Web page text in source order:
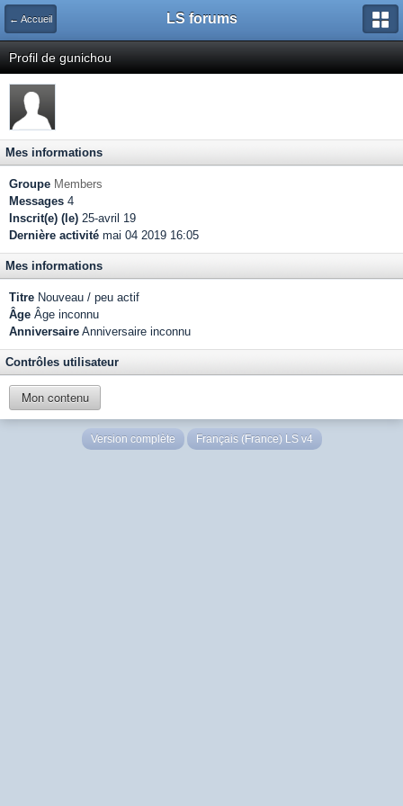
← Accueil LS forums
Profil de gunichou
Mes informations
Groupe Members
Messages 4
Inscrit(e) (le) 25-avril 19
Dernière activité mai 04 2019 16:05
Mes informations
Titre Nouveau / peu actif
Âge Âge inconnu
Anniversaire Anniversaire inconnu
Contrôles utilisateur
Mon contenu
Version complète Français (France) LS v4